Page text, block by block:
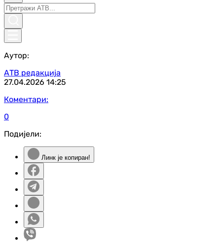
Аутор:
АТВ редакција
27.04.2026 14:25
Коментари:
0
Подијели:
Линк је копиран!